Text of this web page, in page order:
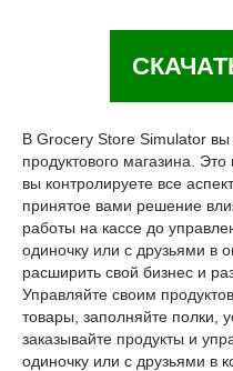
В Grocery Store Simulator
продуктового магазина.
вы контролируете все
принятое вами решение
работы на кассе до
одиночку или с друзьями в
расширить свой бизнес и
Управляйте своим
товары, заполняйте полки,
заказывайте продукты и
одиночку или с друзьями в